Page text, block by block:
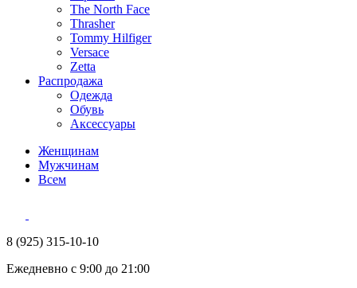
The North Face
Thrasher
Tommy Hilfiger
Versace
Zetta
Распродажа
Одежда
Обувь
Аксессуары
Женщинам
Мужчинам
Всем
8 (925) 315-10-10
Ежедневно с 9:00 до 21:00